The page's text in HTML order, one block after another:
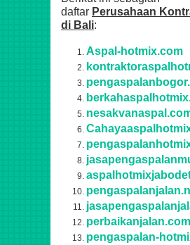
daftar Perusahaan
di Bali:
Aspal-hotmix.com
perbaikanjalan.com
pengaspalan-